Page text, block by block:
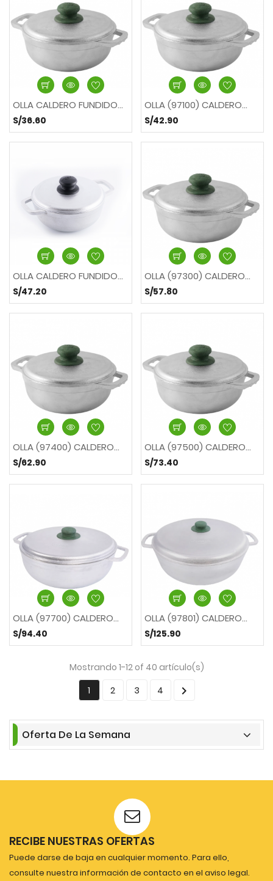
OLLA CALDERO FUNDIDO...
S/36.60
OLLA (97100) CALDERO...
S/42.90
OLLA CALDERO FUNDIDO...
S/47.20
OLLA (97300) CALDERO...
S/57.80
OLLA (97400) CALDERO...
S/62.90
OLLA (97500) CALDERO...
S/73.40
OLLA (97700) CALDERO...
S/94.40
OLLA (97801) CALDERO...
S/125.90
Mostrando 1-12 of 40 artículo(s)
1
2 3 4 
Oferta De La Semana
RECIBE NUESTRAS OFERTAS
Puede darse de baja en cualquier momento. Para ello,
consulte nuestra información de contacto en el aviso legal.